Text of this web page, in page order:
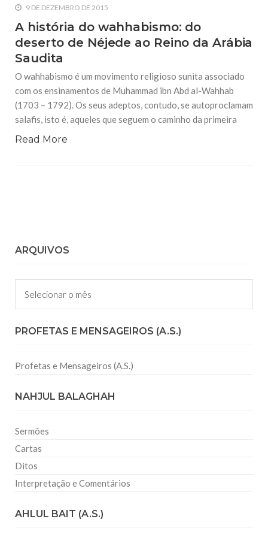
9 DE DEZEMBRO DE 2015
A história do wahhabismo: do
deserto de Néjede ao Reino da Arábia
Saudita
O wahhabismo é um movimento religioso sunita associado
com os ensinamentos de Muhammad ibn Abd al-Wahhab
(1703 – 1792). Os seus adeptos, contudo, se autoproclamam
salafis, isto é, aqueles que seguem o caminho da primeira
Read More
ARQUIVOS
Arquivos
PROFETAS E MENSAGEIROS (A.S.)
Profetas e Mensageiros (A.S.)
NAHJUL BALAGHAH
Sermões
Cartas
Ditos
Interpretação e Comentários
AHLUL BAIT (A.S.)